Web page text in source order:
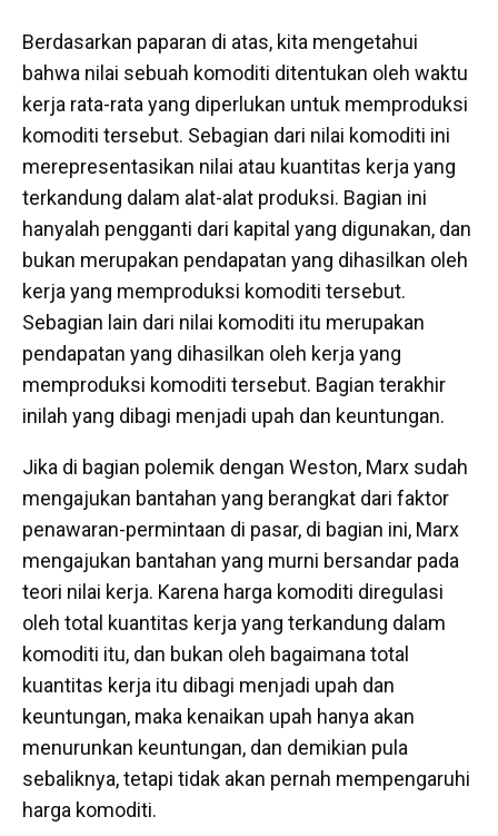
Berdasarkan paparan di atas, kita mengetahui
bahwa nilai sebuah komoditi ditentukan oleh waktu
kerja rata-rata yang diperlukan untuk memproduksi
komoditi tersebut. Sebagian dari nilai komoditi ini
merepresentasikan nilai atau kuantitas kerja yang
terkandung dalam alat-alat produksi. Bagian ini
hanyalah pengganti dari kapital yang digunakan, dan
bukan merupakan pendapatan yang dihasilkan oleh
kerja yang memproduksi komoditi tersebut.
Sebagian lain dari nilai komoditi itu merupakan
pendapatan yang dihasilkan oleh kerja yang
memproduksi komoditi tersebut. Bagian terakhir
inilah yang dibagi menjadi upah dan keuntungan.
Jika di bagian polemik dengan Weston, Marx sudah
mengajukan bantahan yang berangkat dari faktor
penawaran-permintaan di pasar, di bagian ini, Marx
mengajukan bantahan yang murni bersandar pada
teori nilai kerja. Karena harga komoditi diregulasi
oleh total kuantitas kerja yang terkandung dalam
komoditi itu, dan bukan oleh bagaimana total
kuantitas kerja itu dibagi menjadi upah dan
keuntungan, maka kenaikan upah hanya akan
menurunkan keuntungan, dan demikian pula
sebaliknya, tetapi tidak akan pernah mempengaruhi
harga komoditi.